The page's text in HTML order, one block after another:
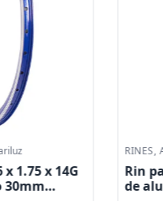
1.75 x 14G
30mm
RINES,
Rin
de